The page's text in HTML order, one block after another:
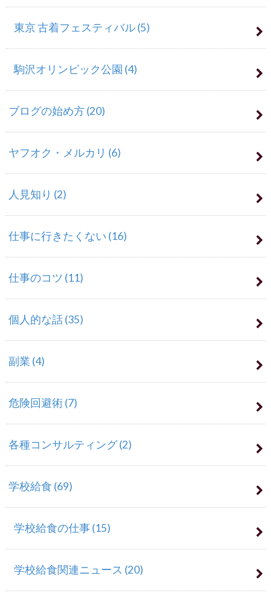
東京 古着フェスティバル(5)
駒沢オリンピック公園 (4)
ブログの始め方(20)
ヤフオク・メルカリ (6)
人見知り (2)
仕事に行きたくない (16)
仕事のコツ (11)
個人的な話(35)
副業 (4)
危険回避術(7)
各種コンサルティング(2)
学校給食 (69)
学校給食の仕事(15)
学校給食関連ニュース (20)